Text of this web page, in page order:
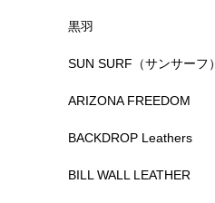
黒羽
SUN SURF（サンサーフ）
ARIZONA FREEDOM
BACKDROP Leathers
BILL WALL LEATHER